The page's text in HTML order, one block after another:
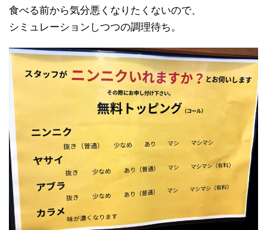
食べる前から気分悪くなりたくないので、
シミュレーションしつつの調理待ち。